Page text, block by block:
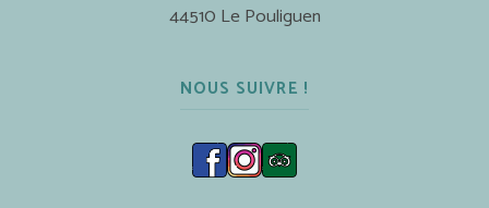
44510 Le Pouliguen
NOUS SUIVRE !